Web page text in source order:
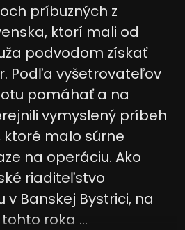
príbuzných z
ktorí mali od
podvodom získať
Podľa vyšetrovateľov
pomáhať a na
vymyslený príbeh
malo súrne
na operáciu. Ako
riaditeľstvo
v Banskej Bystrici, na
roka ...